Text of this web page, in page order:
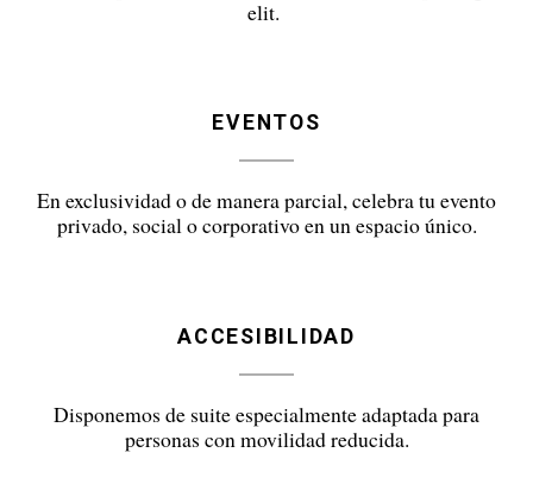
elit.
EVENTOS
En exclusividad o de manera parcial, celebra tu evento
privado, social o corporativo en un espacio único.
ACCESIBILIDAD
Disponemos de suite especialmente adaptada para
personas con movilidad reducida.